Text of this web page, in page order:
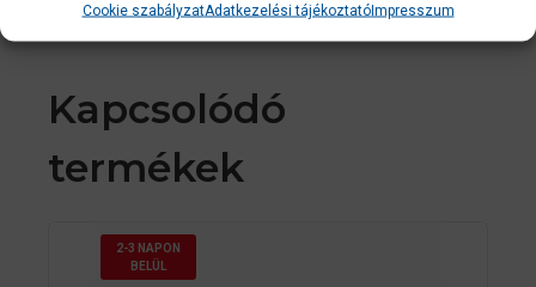
Cookie szabályzatAdatkezelési tájékoztatóImpresszum
Kapcsolódó
termékek
2-3 NAPON
BELÜL